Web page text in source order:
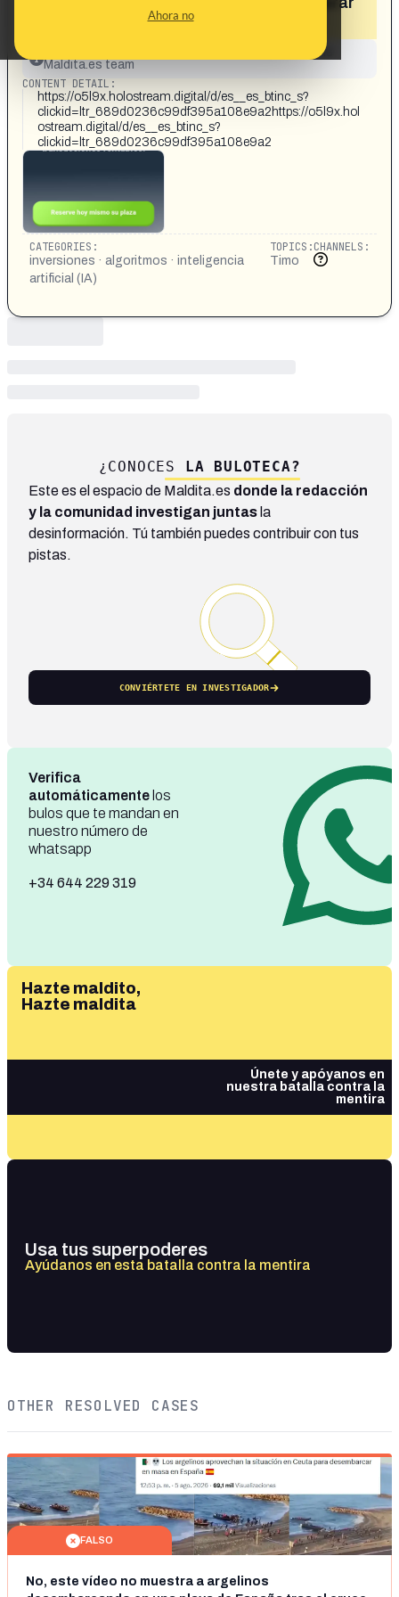
Ahora no
ingresos pasivos»
This content has not yet been investigated by the
Maldita.es team
CONTENT DETAIL:
https://o5l9x.holostream.digital/d/es__es_btinc_s?
clickid=ltr_689d0236c99df395a108e9a2https://o5l9x.hol
ostream.digital/d/es__es_btinc_s?
clickid=ltr_689d0236c99df395a108e9a2
CATEGORIES:
inversiones · algoritmos · inteligencia
artificial (IA)
TOPICS:
Timo
CHANNELS:
¿CONOCES LA BULOTECA?
Este es el espacio de Maldita.es donde la redacción
y la comunidad investigan juntas la
desinformación. Tú también puedes contribuir con tus
pistas.
CONVIÉRTETE EN INVESTIGADOR
Verifica
automáticamente los
bulos que te mandan en
nuestro número de
whatsapp
+34 644 229 319
Hazte maldito,
Hazte maldita
Únete y apóyanos en
nuestra batalla contra la
mentira
Usa tus superpoderes
Ayúdanos en esta batalla contra la mentira
OTHER RESOLVED CASES
FALSO
No, este vídeo no muestra a argelinos